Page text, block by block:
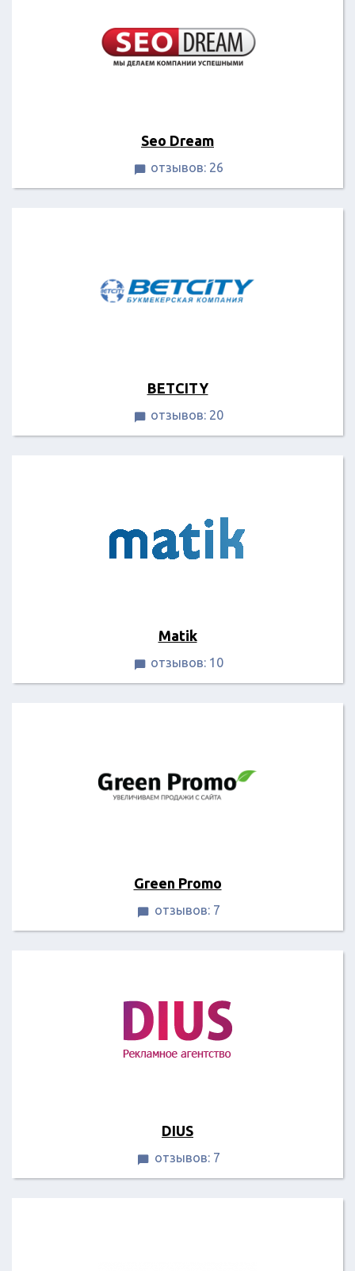
Seo Dream
 отзывов: 26
BETCITY
 отзывов: 20
Matik
 отзывов: 10
Green Promo
 отзывов: 7
DIUS
 отзывов: 7